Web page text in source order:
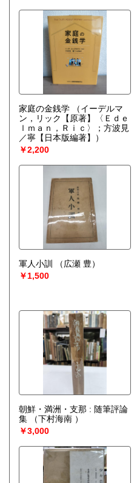
家庭の金銭学
（イーデルマ
ン，リック【原著】〈Ｅｄｅ
ｌｍａｎ，Ｒｉｃ〉；方波見
／寧【日本版編著】）
￥2,200
軍人小訓
（広瀬 豊）
￥1,500
朝鮮・満洲・支那 : 随筆評論
集
（下村海南 ）
￥3,000